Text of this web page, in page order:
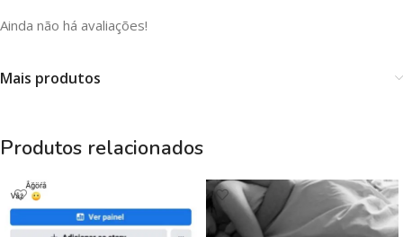
Ainda não há avaliações!
Mais produtos
Produtos relacionados